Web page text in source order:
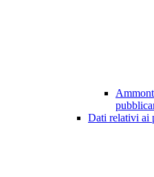
Dati relativi ai